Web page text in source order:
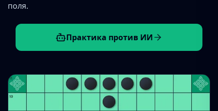
поля.
Практика против ИИ